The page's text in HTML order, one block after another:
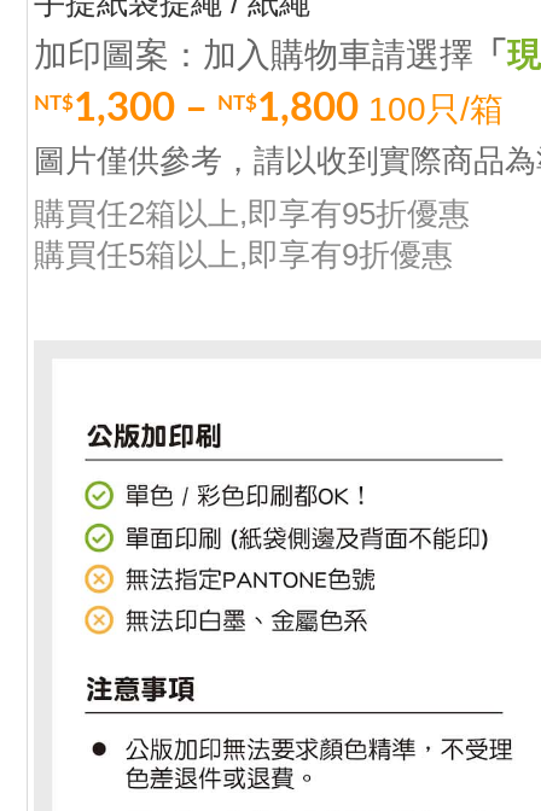
加印圖案：加入購物車請選擇 「
NT$1,300 – NT$1,800 100只/箱
圖片僅供參考，請以收到實際商品
購買任2箱以上,即享有95折優惠
購買任5箱以上,即享有9折優惠